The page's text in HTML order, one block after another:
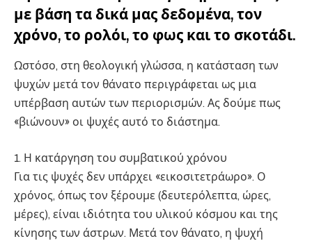
με βάση τα δικά μας δεδομένα, τον
χρόνο, το ρολόι, το φως και το σκοτάδι.
Ωστόσο, στη θεολογική γλώσσα, η κατάσταση των
ψυχών μετά τον θάνατο περιγράφεται ως μια
υπέρβαση αυτών των περιορισμών. Ας δούμε πως
«βιώνουν» οι ψυχές αυτό το διάστημα.
1. Η κατάργηση του συμβατικού χρόνου
Για τις ψυχές δεν υπάρχει «εικοσιτετράωρο». Ο
χρόνος, όπως τον ξέρουμε (δευτερόλεπτα, ώρες,
μέρες), είναι ιδιότητα του υλικού κόσμου και της
κίνησης των άστρων. Μετά τον θάνατο, η ψυχή